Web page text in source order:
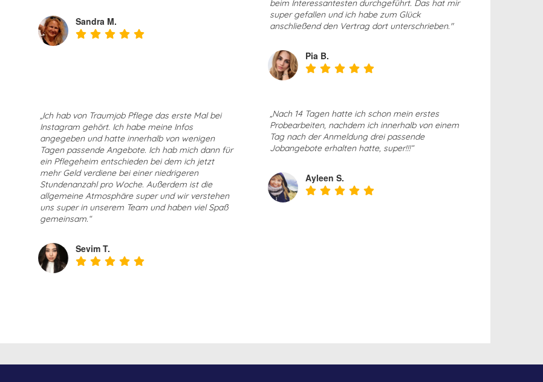
Sandra M.
„Ich hab von Traumjob Pflege das erste Mal bei
Instagram gehört. Ich habe meine Infos
angegeben und hatte innerhalb von wenigen
Tagen passende Angebote. Ich hab mich dann für
ein Pflegeheim entschieden bei dem ich jetzt
mehr Geld verdiene bei einer niedrigeren
Stundenanzahl pro Woche. Außerdem ist die
allgemeine Atmosphäre super und wir verstehen
uns super in unserem Team und haben viel Spaß
gemeinsam.“
Sevim T.
beim Interessantesten durchgeführt. Das hat mir
super gefallen und ich habe zum Glück
anschließend den Vertrag dort unterschrieben."
Pia B.
„Nach 14 Tagen hatte ich schon mein erstes
Probearbeiten, nachdem ich innerhalb von einem
Tag nach der Anmeldung drei passende
Jobangebote erhalten hatte, super!!!“
Ayleen S.